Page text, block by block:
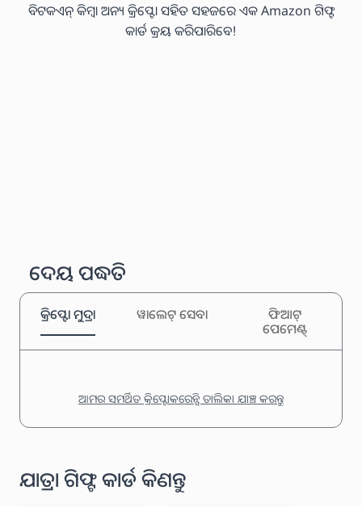
ବିଟକଏନ୍ କିମ୍ବା ଅନ୍ୟ କ୍ରିପ୍ଟୋ ସହିତ ସହଜରେ ଏକ Amazon ଗିଫ୍ଟ
କାର୍ଡ କ୍ରୟ କରିପାରିବେ!
ଦେୟ ପଦ୍ଧତି
କ୍ରିପ୍ଟୋ ମୁଦ୍ରା ୱାଲେଟ୍ ସେବା
ଫିଆଟ୍
ପେମେଣ୍ଟ୍
ଆମର ସମର୍ଥିତ କ୍ରିପ୍ଟୋକରେନ୍ସି ତାଲିକା ଯାଞ୍ଚ କରନ୍ତୁ
ଯାତ୍ରା ଗିଫ୍ଟ କାର୍ଡ କିଣନ୍ତୁ